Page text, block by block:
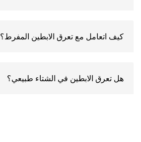
كيف اتعامل مع تعرق الابطين المفرط؟
هل تعرق الابطين في الشتاء طبيعي؟